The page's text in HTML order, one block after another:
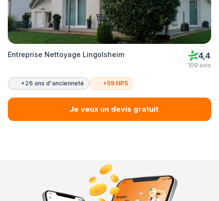
Entreprise Nettoyage Lingolsheim 4,4
109 avis
+26 ans d'ancienneté +59 NPS
Je veux un devis gratuit